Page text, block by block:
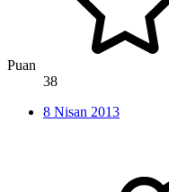
Puan
38
8 Nisan 2013